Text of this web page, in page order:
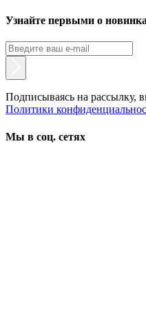
Узнайте первыми о
Подписываясь на рассылку,
Политики
Мы в соц. сетях